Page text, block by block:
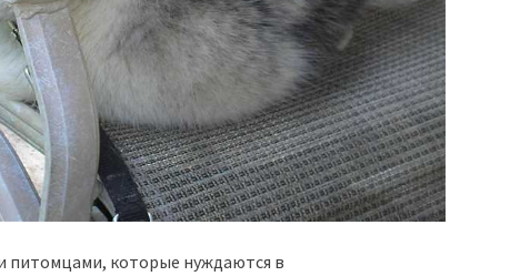
питомцами, которые нуждаются в